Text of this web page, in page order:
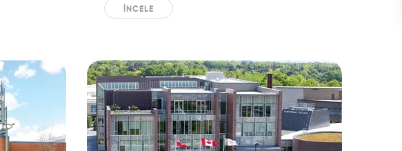
İNCELE